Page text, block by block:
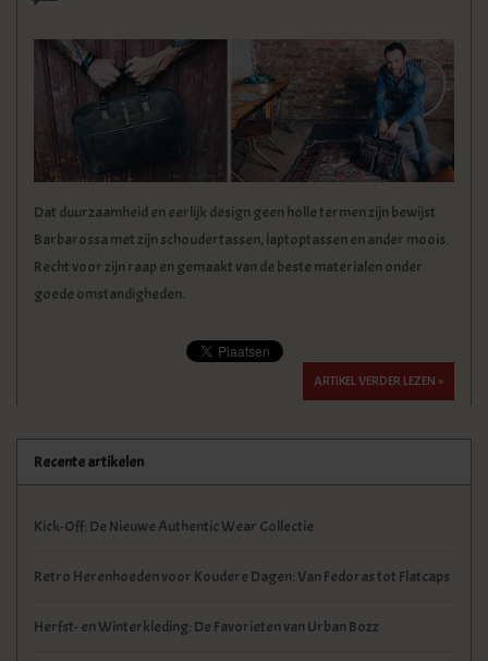
Dat duurzaamheid en eerlijk design geen holle termen zijn bewijst
Barbarossa met zijn schoudertassen, laptoptassen en ander moois.
Recht voor zijn raap en gemaakt van de beste materialen onder
goede omstandigheden.
ARTIKEL VERDER LEZEN »
Recente artikelen
Kick-Off: De Nieuwe Authentic Wear Collectie
Retro Herenhoeden voor Koudere Dagen: Van Fedoras tot Flatcaps
Herfst- en Winterkleding: De Favorieten van Urban Bozz